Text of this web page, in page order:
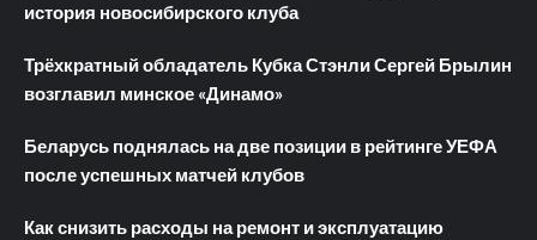
история новосибирского клуба
Трёхкратный обладатель Кубка Стэнли Сергей Брылин
возглавил минское «Динамо»
Беларусь поднялась на две позиции в рейтинге УЕФА
после успешных матчей клубов
Как снизить расходы на ремонт и эксплуатацию